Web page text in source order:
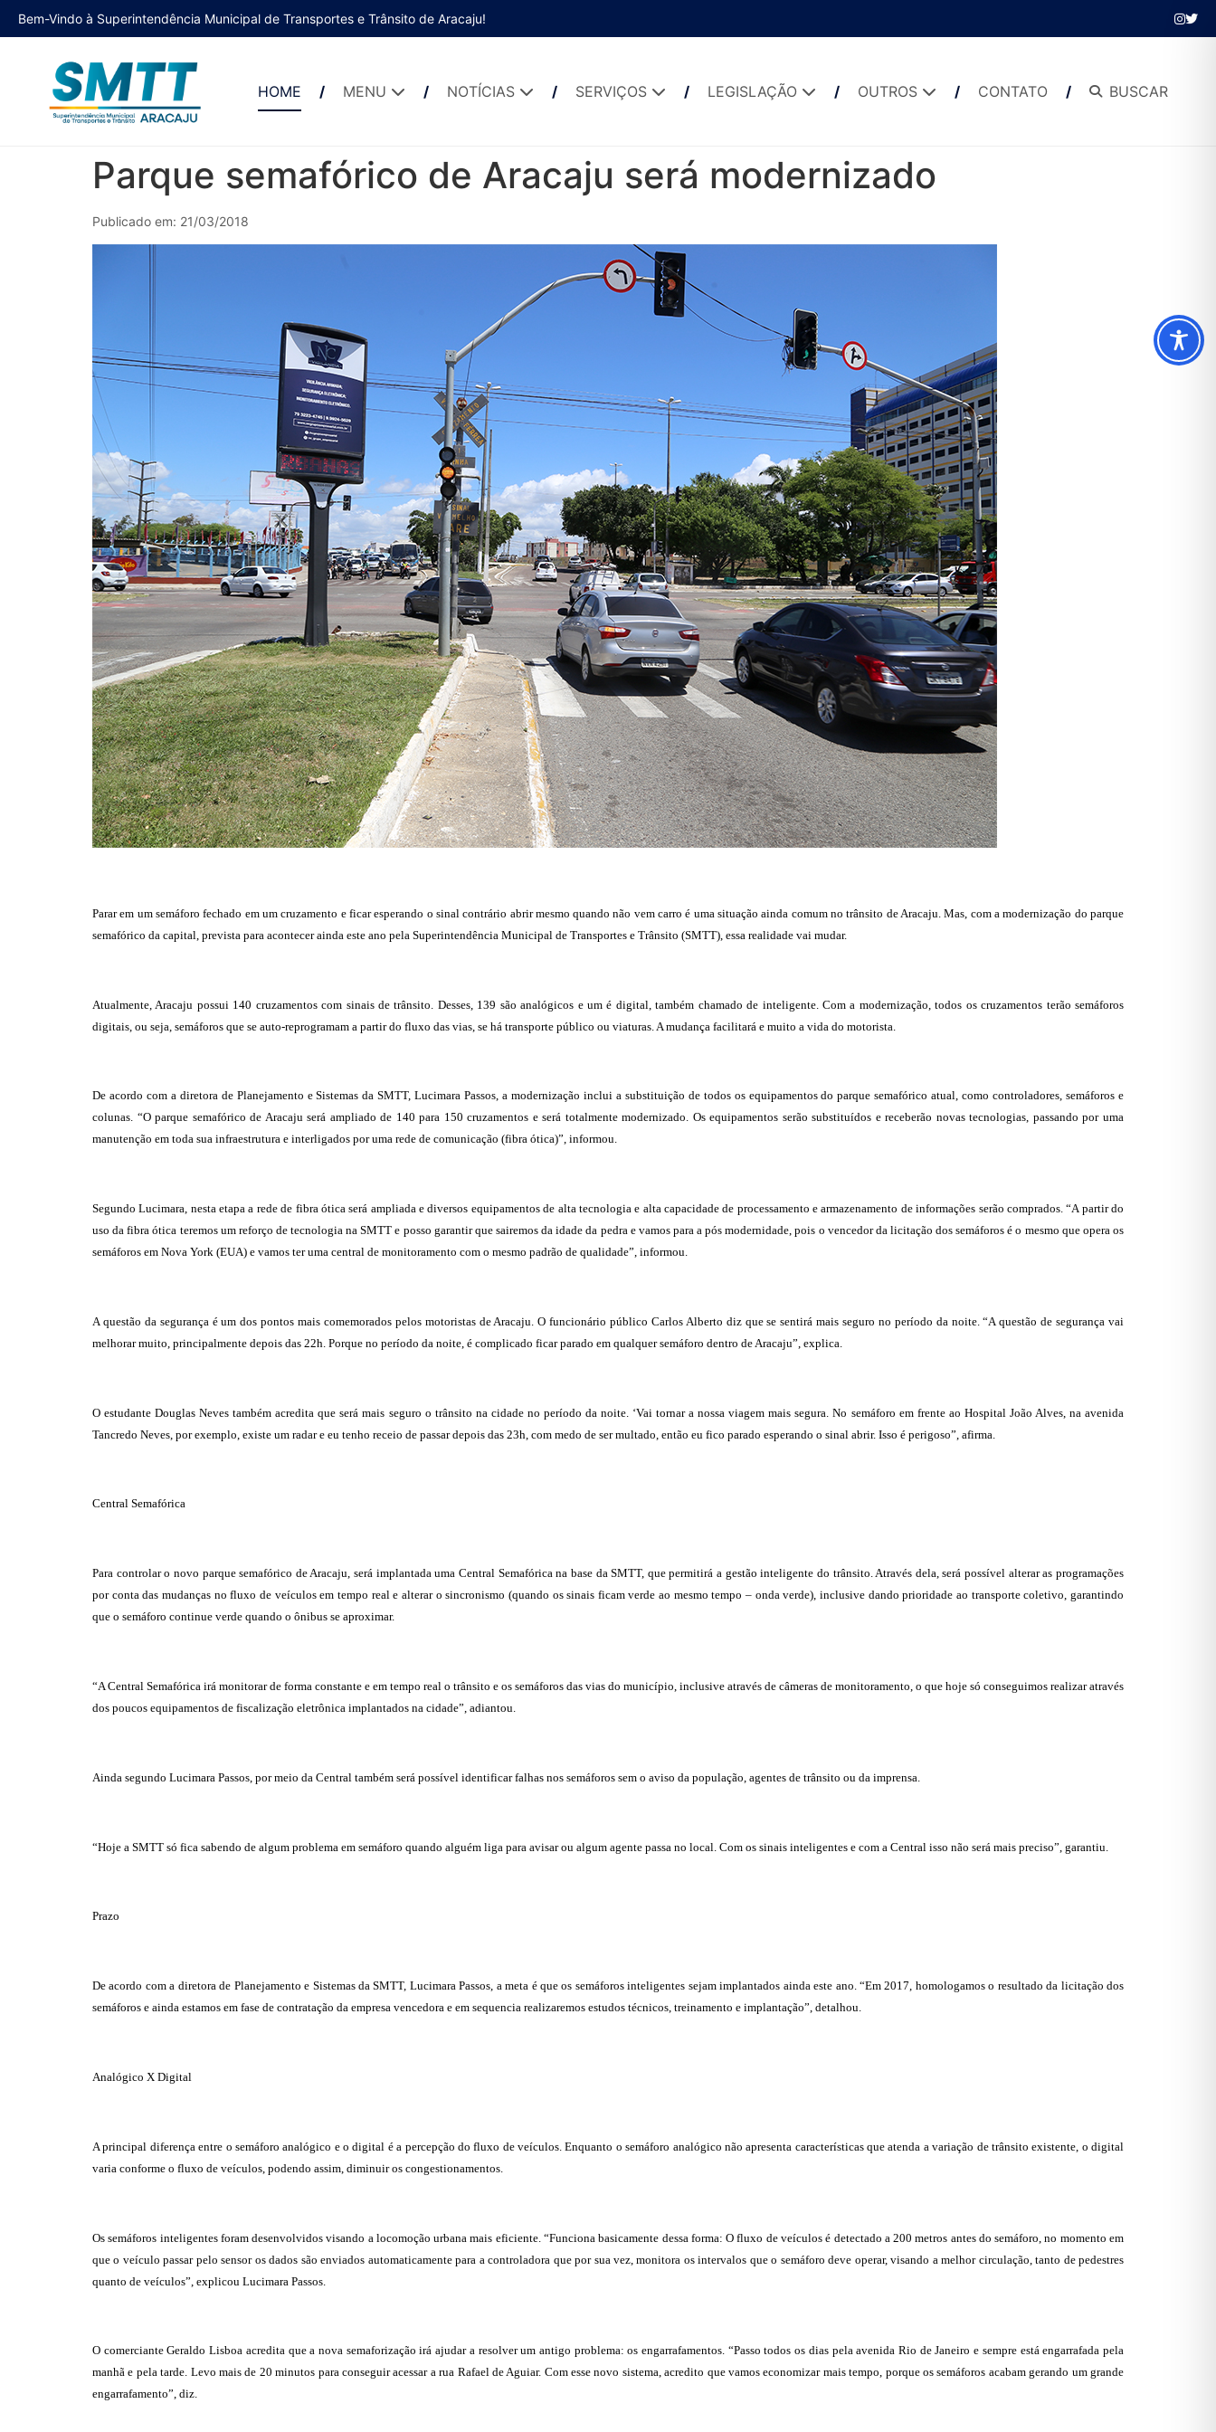
Bem-Vindo à Superintendência Municipal de Transportes e Trânsito de Aracaju!
HOME MENU NOTÍCIAS SERVIÇOS LEGISLAÇÃO OUTROS CONTATO BUSCAR
Parque semafórico de Aracaju será modernizado
Publicado em: 21/03/2018
Parar em um semáforo fechado em um cruzamento e ficar esperando o sinal contrário abrir mesmo quando não vem carro é uma situação ainda comum no trânsito de Aracaju. Mas, com a modernização do parque
semafórico da capital, prevista para acontecer ainda este ano pela Superintendência Municipal de Transportes e Trânsito (SMTT), essa realidade vai mudar.
Atualmente, Aracaju possui 140 cruzamentos com sinais de trânsito. Desses, 139 são analógicos e um é digital, também chamado de inteligente. Com a modernização, todos os cruzamentos terão semáforos
digitais, ou seja, semáforos que se auto-reprogramam a partir do fluxo das vias, se há transporte público ou viaturas. A mudança facilitará e muito a vida do motorista.
De acordo com a diretora de Planejamento e Sistemas da SMTT, Lucimara Passos, a modernização inclui a substituição de todos os equipamentos do parque semafórico atual, como controladores, semáforos e
colunas. “O parque semafórico de Aracaju será ampliado de 140 para 150 cruzamentos e será totalmente modernizado. Os equipamentos serão substituídos e receberão novas tecnologias, passando por uma
manutenção em toda sua infraestrutura e interligados por uma rede de comunicação (fibra ótica)”, informou.
Segundo Lucimara, nesta etapa a rede de fibra ótica será ampliada e diversos equipamentos de alta tecnologia e alta capacidade de processamento e armazenamento de informações serão comprados. “A partir do
uso da fibra ótica teremos um reforço de tecnologia na SMTT e posso garantir que sairemos da idade da pedra e vamos para a pós modernidade, pois o vencedor da licitação dos semáforos é o mesmo que opera os
semáforos em Nova York (EUA) e vamos ter uma central de monitoramento com o mesmo padrão de qualidade”, informou.
A questão da segurança é um dos pontos mais comemorados pelos motoristas de Aracaju. O funcionário público Carlos Alberto diz que se sentirá mais seguro no período da noite. “A questão de segurança vai
melhorar muito, principalmente depois das 22h. Porque no período da noite, é complicado ficar parado em qualquer semáforo dentro de Aracaju”, explica.
O estudante Douglas Neves também acredita que será mais seguro o trânsito na cidade no período da noite. ‘Vai tornar a nossa viagem mais segura. No semáforo em frente ao Hospital João Alves, na avenida
Tancredo Neves, por exemplo, existe um radar e eu tenho receio de passar depois das 23h, com medo de ser multado, então eu fico parado esperando o sinal abrir. Isso é perigoso”, afirma.
Central Semafórica
Para controlar o novo parque semafórico de Aracaju, será implantada uma Central Semafórica na base da SMTT, que permitirá a gestão inteligente do trânsito. Através dela, será possível alterar as programações
por conta das mudanças no fluxo de veículos em tempo real e alterar o sincronismo (quando os sinais ficam verde ao mesmo tempo – onda verde), inclusive dando prioridade ao transporte coletivo, garantindo
que o semáforo continue verde quando o ônibus se aproximar.
“A Central Semafórica irá monitorar de forma constante e em tempo real o trânsito e os semáforos das vias do município, inclusive através de câmeras de monitoramento, o que hoje só conseguimos realizar através
dos poucos equipamentos de fiscalização eletrônica implantados na cidade”, adiantou.
Ainda segundo Lucimara Passos, por meio da Central também será possível identificar falhas nos semáforos sem o aviso da população, agentes de trânsito ou da imprensa.
“Hoje a SMTT só fica sabendo de algum problema em semáforo quando alguém liga para avisar ou algum agente passa no local. Com os sinais inteligentes e com a Central isso não será mais preciso”, garantiu.
Prazo
De acordo com a diretora de Planejamento e Sistemas da SMTT, Lucimara Passos, a meta é que os semáforos inteligentes sejam implantados ainda este ano. “Em 2017, homologamos o resultado da licitação dos
semáforos e ainda estamos em fase de contratação da empresa vencedora e em sequencia realizaremos estudos técnicos, treinamento e implantação”, detalhou.
Analógico X Digital
A principal diferença entre o semáforo analógico e o digital é a percepção do fluxo de veículos. Enquanto o semáforo analógico não apresenta características que atenda a variação de trânsito existente, o digital
varia conforme o fluxo de veículos, podendo assim, diminuir os congestionamentos.
Os semáforos inteligentes foram desenvolvidos visando a locomoção urbana mais eficiente. “Funciona basicamente dessa forma: O fluxo de veículos é detectado a 200 metros antes do semáforo, no momento em
que o veículo passar pelo sensor os dados são enviados automaticamente para a controladora que por sua vez, monitora os intervalos que o semáforo deve operar, visando a melhor circulação, tanto de pedestres
quanto de veículos”, explicou Lucimara Passos.
O comerciante Geraldo Lisboa acredita que a nova semaforização irá ajudar a resolver um antigo problema: os engarrafamentos. “Passo todos os dias pela avenida Rio de Janeiro e sempre está engarrafada pela
manhã e pela tarde. Levo mais de 20 minutos para conseguir acessar a rua Rafael de Aguiar. Com esse novo sistema, acredito que vamos economizar mais tempo, porque os semáforos acabam gerando um grande
engarrafamento”, diz.